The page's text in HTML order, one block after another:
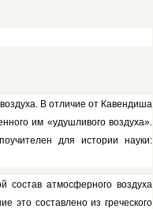
В отличие от Кавендиша
им «удушливого воз­духа».
для истории науки:
состав атмосфер­ного воздуха
это составлено из греческого